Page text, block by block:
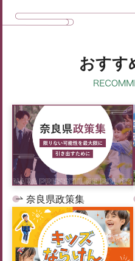
おすす
奈良県政策集